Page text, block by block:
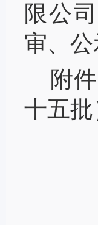
限公司
审、公
附件
十五批